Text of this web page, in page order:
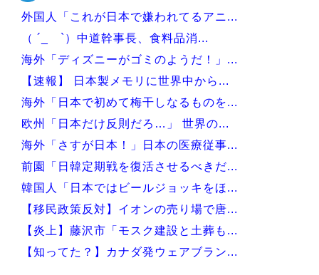
Powered by livedoor 相互RSS
外国人「これが日本で嫌われてるアニ...
（ ´_ゝ`）中道幹事長、食料品消...
海外「ディズニーがゴミのようだ！」...
【速報】 日本製メモリに世界中から...
海外「日本で初めて梅干しなるものを...
欧州「日本だけ反則だろ…」 世界の...
海外「さすが日本！」日本の医療従事...
前園「日韓定期戦を復活させるべきだ...
韓国人「日本ではビールジョッキをほ...
【移民政策反対】イオンの売り場で唐...
【炎上】藤沢市「モスク建設と土葬も...
【知ってた？】カナダ発ウェアブラン...